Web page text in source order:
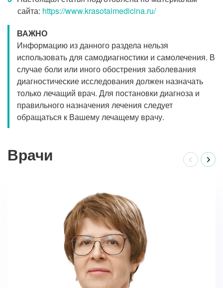
сайта: https://www.krasotaimedicina.ru/
ВАЖНО
Информацию из данного раздела нельзя
использовать для самодиагностики и самолечения. В
случае боли или иного обострения заболевания
диагностические исследования должен назначать
только лечащий врач. Для постановки диагноза и
правильного назначения лечения следует
обращаться к Вашему лечащему врачу.
Врачи